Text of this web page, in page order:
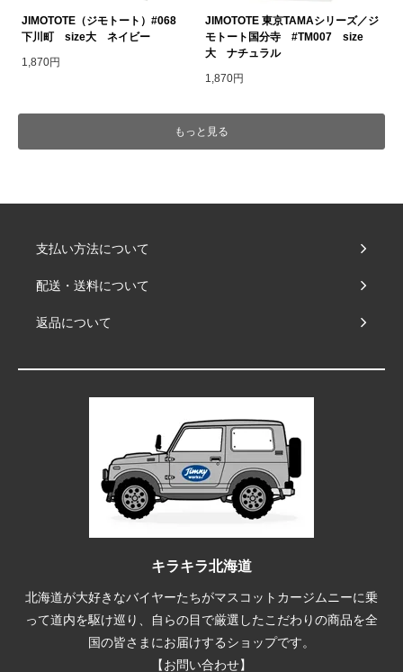
JIMOTOTE（ジモトート）#068
下川町 size大 ネイビー
1,870円
JIMOTOTE 東京TAMAシリーズ／ジ
モトート国分寺 #TM007 size
大 ナチュラル
1,870円
もっと見る
支払い方法について
配送・送料について
返品について
キラキラ北海道
北海道が大好きなバイヤーたちがマスコットカージムニーに乗
って道内を駆け巡り、自らの目で厳選したこだわりの商品を全
国の皆さまにお届けするショップです。
【お問い合わせ】